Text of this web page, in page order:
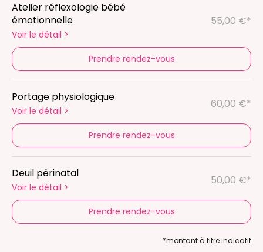
Atelier réflexologie bébé
émotionnelle
Voir le détail >
55,00 €*
Prendre rendez-vous
Portage physiologique
Voir le détail >
60,00 €*
Prendre rendez-vous
Deuil périnatal
Voir le détail >
50,00 €*
Prendre rendez-vous
*montant à titre indicatif